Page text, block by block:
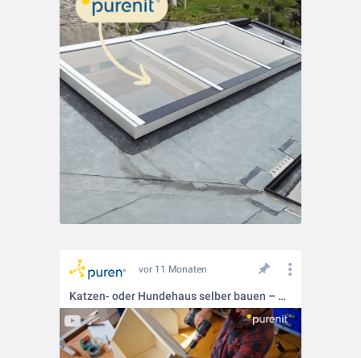
vor 11 Monaten
Katzen- oder Hundehaus selber bauen – mit purenit in der handlichen Kleinformat-Platte!